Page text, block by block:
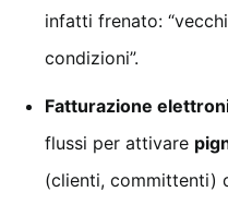
infatti frenato:
condizioni”.
Fatturazione
flussi per attivare
(clienti, committenti)